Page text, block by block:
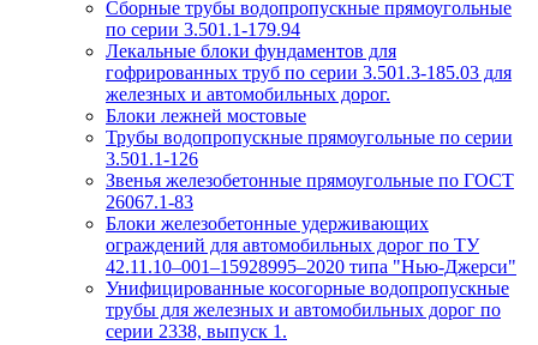
Сборные трубы водопропускные прямоугольные
по серии 3.501.1-179.94
Лекальные блоки фундаментов для
гофрированных труб по серии 3.501.3-185.03 для
железных и автомобильных дорог.
Блоки лежней мостовые
Трубы водопропускные прямоугольные по серии
3.501.1-126
Звенья железобетонные прямоугольные по ГОСТ
26067.1-83
Блоки железобетонные удерживающих
ограждений для автомобильных дорог по ТУ
42.11.10–001–15928995–2020 типа "Нью-Джерси"
Унифицированные косогорные водопропускные
трубы для железных и автомобильных дорог по
серии 2338, выпуск 1.